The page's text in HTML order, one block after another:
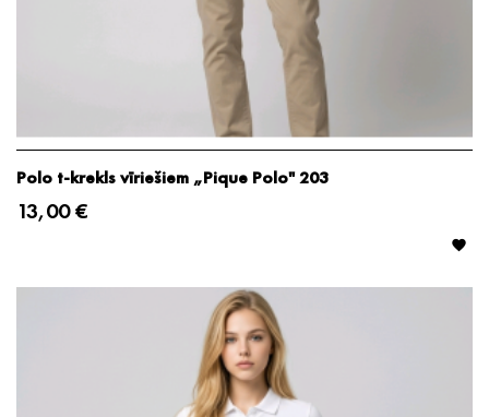
Polo t-krekls vīriešiem „Pique Polo" 203
13,00 €
